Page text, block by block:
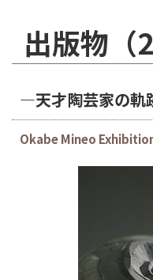
出版物（
―天才陶芸家の
Okabe Mineo